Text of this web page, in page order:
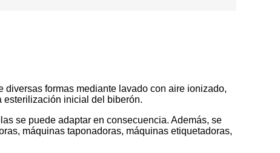
formas mediante lavado con aire ionizado,
esterilización inicial del biberón.
se puede adaptar en consecuencia. Además, se
máquinas taponadoras, máquinas etiquetadoras,